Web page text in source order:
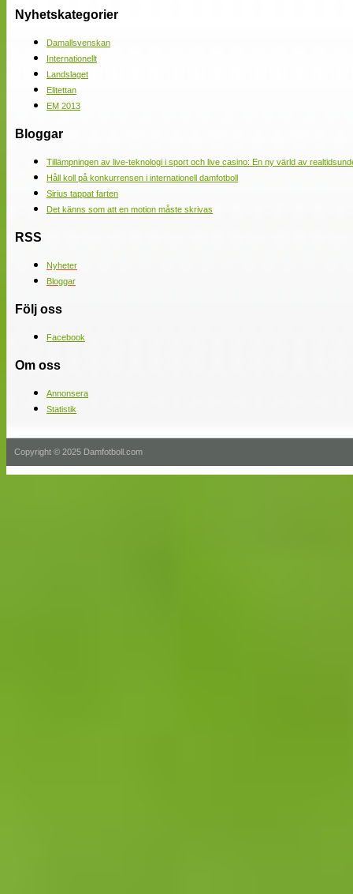
Nyhetskategorier
Damallsvenskan
Internationellt
Landslaget
Elitettan
EM 2013
Bloggar
Tillämpningen av live-teknologi i sport och live casino: En ny värld av
Håll koll på konkurrensen i internationell damfotboll
Sirius tappat farten
Det känns som att en motion måste skrivas
RSS
Nyheter
Bloggar
Följ oss
Facebook
Om oss
Annonsera
Statistik
Copyright © 2025 Damfotboll.com